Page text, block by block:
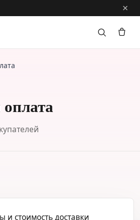
×
и стоимость доставки